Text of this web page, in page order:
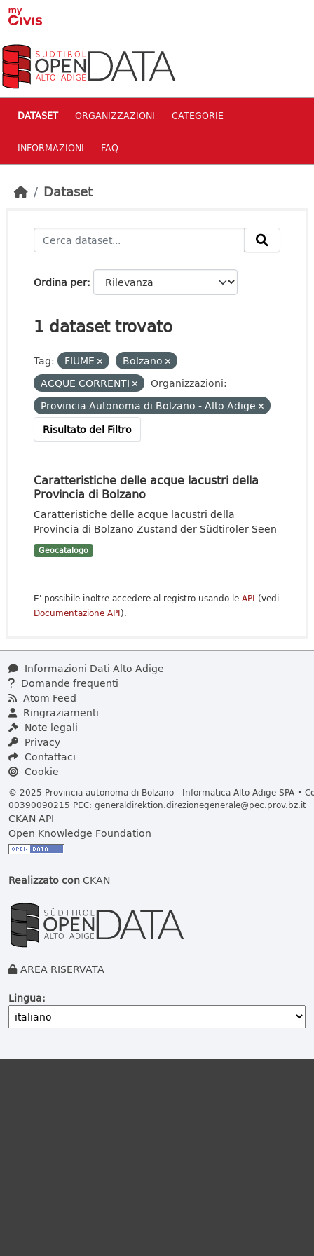
Skip to main content
DATASET ORGANIZZAZIONI CATEGORIE
INFORMAZIONI FAQ
Dataset
Ordina per
1 dataset trovato
Tag: FIUME
Bolzano
ACQUE CORRENTI
Organizzazioni:
Provincia Autonoma di Bolzano - Alto Adige
Risultato del Filtro
Caratteristiche delle acque lacustri della
Provincia di Bolzano
Caratteristiche delle acque lacustri della
Provincia di Bolzano Zustand der Südtiroler Seen
Geocatalogo
E' possibile inoltre accedere al registro usando le API (vedi
Documentazione API).
Informazioni Dati Alto Adige
Domande frequenti
Atom Feed
Ringraziamenti
Note legali
Privacy
Contattaci
Cookie
© 2025 Provincia autonoma di Bolzano - Informatica Alto Adige SPA •
00390090215 PEC: generaldirektion.direzionegenerale@pec.prov.bz.it
CKAN API
Open Knowledge Foundation
Realizzato conCKAN
AREA RISERVATA
Lingua